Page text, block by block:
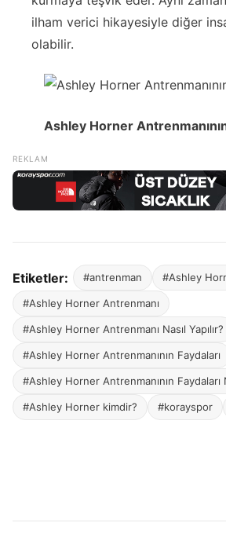
ilham verici hikayesiyle diğer
olabilir.
Ashley Horner
Etiketler: #antrenman #Ashley
#Ashley Horner Antrenmanı
#Ashley Horner Antrenmanı Nasıl Yapılır?
#Ashley Horner Antrenmanının Faydaları
#Ashley Horner Antrenmanının Faydaları
#Ashley Horner kimdir? #korayspor